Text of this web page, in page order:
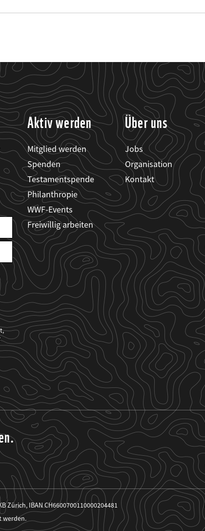
Aktiv werden
Mitglied werden
Spenden
Testamentspende
Philanthropie
WWF-Events
Freiwillig arbeiten
Über uns
Jobs
Organisation
Kontakt
Zürich, IBAN CH6600700110000204481
werden.